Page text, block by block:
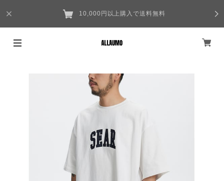
10,000円以上購入で送料無料